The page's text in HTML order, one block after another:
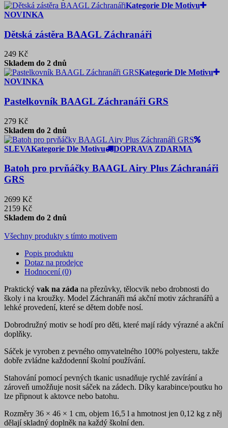
Kategorie Dle Motivu
NOVINKA
Dětská zástěra BAAGL Záchranáři
249 Kč
Skladem do 2 dnů
Kategorie Dle Motivu
NOVINKA
Pastelkovník BAAGL Záchranáři GRS
279 Kč
Skladem do 2 dnů
SLEVAKategorie Dle Motivu DOPRAVA ZDARMA
Batoh pro prvňáčky BAAGL Airy Plus Záchranáři
GRS
2699 Kč
2159 Kč
Skladem do 2 dnů
Všechny produkty s tímto motivem
Popis produktu
Dotaz na prodejce
Hodnocení (0)
Praktický vak na záda na přezůvky, tělocvik nebo drobnosti do
školy i na kroužky. Model Záchranáři má akční motiv záchranářů a
lehké provedení, které se dětem dobře nosí.
Dobrodružný motiv se hodí pro děti, které mají rády výrazné a akční
doplňky.
Sáček je vyroben z pevného omyvatelného 100% polyesteru, takže
dobře zvládne každodenní školní používání.
Stahování pomocí pevných tkanic usnadňuje rychlé zavírání a
zároveň umožňuje nosit sáček na zádech. Díky karabince/poutku ho
lze připnout k aktovce nebo batohu.
Rozměry 36 × 46 × 1 cm, objem 16,5 l a hmotnost jen 0,12 kg z něj
dělají skladný doplněk na každý školní den.